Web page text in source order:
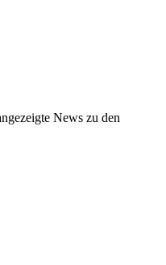
News zu den